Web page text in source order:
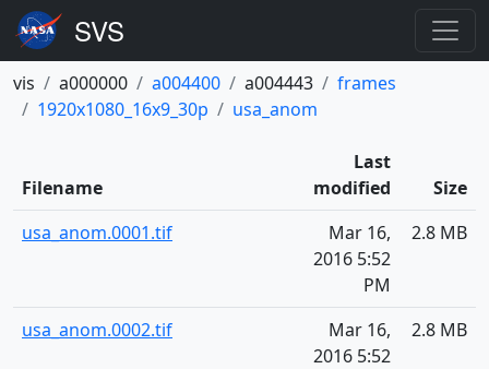
vis a000000 a004400 a004443
frames
1920x1080_16x9_30p
usa_anom
Filename
Last
modified
Size
usa_anom.0001.tif
Mar 16,
2016 5:52
PM
2.8 MB
usa_anom.0002.tif
Mar 16,
2016 5:52
2.8 MB